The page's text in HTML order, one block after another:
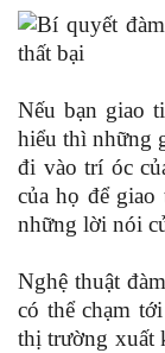
Nếu bạn giao
hiểu thì những
đi vào trí óc
của họ để giao
những lời nói
Nghệ thuật
có thể chạm
thị trường xuất